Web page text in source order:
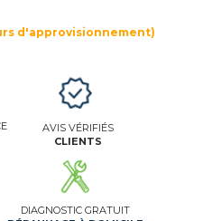
d'approvisionnement)
AVIS VÉRIFIÉS
CLIENTS
DIAGNOSTIC GRATUIT